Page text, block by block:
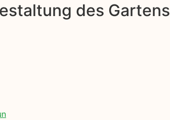
des Gartens